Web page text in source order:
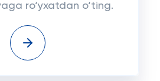
ro‘yxatdan o‘ting.